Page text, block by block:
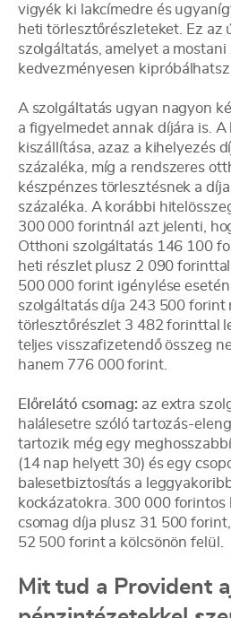
vigyék ki lakcímedre és
heti törlesztőrészleteket. Ez
szolgáltatás, amelyet a mostani
kedvezményesen kipróbálhatsz.
A szolgáltatás ugyan nagyon
a figyelmedet annak díjára is.
kiszállítása, azaz a kihelyezés
százaléka, míg a rendszeres
készpénzes törlesztésnek a
százaléka. A korábbi
300 000 forintnál azt jelenti,
Otthoni szolgáltatás 146 100
heti részlet plusz 2 090 forinttal
500 000 forint igénylése
szolgáltatás díja 243 500 forint
törlesztőrészlet 3 482 forinttal
teljes visszafizetendő összeg
hanem 776 000 forint.
Előrelátó csomag: az extra
halálesetre szóló tartozás-
tartozik még egy
(14 nap helyett 30) és egy
balesetbiztosítás a
kockázatokra. 300 000 forintos
csomag díja plusz 31 500
52 500 forint a kölcsönön felül.
Mit tud a Provident